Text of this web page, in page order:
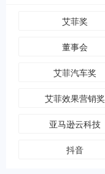
艾菲奖
董事会
艾菲汽车奖
艾菲效果营销奖
亚马逊云科技
抖音